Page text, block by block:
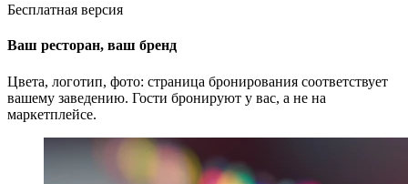
Бесплатная версия
Ваш ресторан, ваш бренд
Цвета, логотип, фото: страница бронирования соответствует
вашему заведению. Гости бронируют у вас, а не на
маркетплейсе.